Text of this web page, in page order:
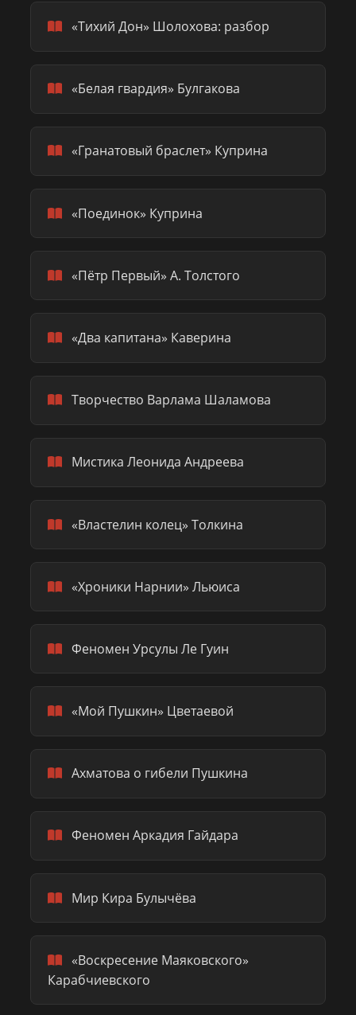
«Тихий Дон» Шолохова: разбор
«Белая гвардия» Булгакова
«Гранатовый браслет» Куприна
«Поединок» Куприна
«Пётр Первый» А. Толстого
«Два капитана» Каверина
Творчество Варлама Шаламова
Мистика Леонида Андреева
«Властелин колец» Толкина
«Хроники Нарнии» Льюиса
Феномен Урсулы Ле Гуин
«Мой Пушкин» Цветаевой
Ахматова о гибели Пушкина
Феномен Аркадия Гайдара
Мир Кира Булычёва
«Воскресение Маяковского»
Карабчиевского